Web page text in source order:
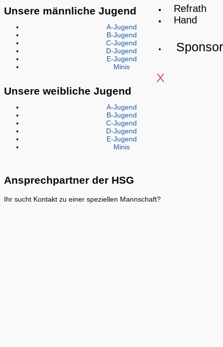
Refrath
Hand
X
Unsere männliche Jugend
A-Jugend
B-Jugend
C-Jugend
D-Jugend
E-Jugend
Minis
Unsere weibliche Jugend
A-Jugend
B-Jugend
C-Jugend
D-Jugend
E-Jugend
Minis
Ansprechpartner der HSG
Ihr sucht Kontakt zu einer speziellen Mannschaft?